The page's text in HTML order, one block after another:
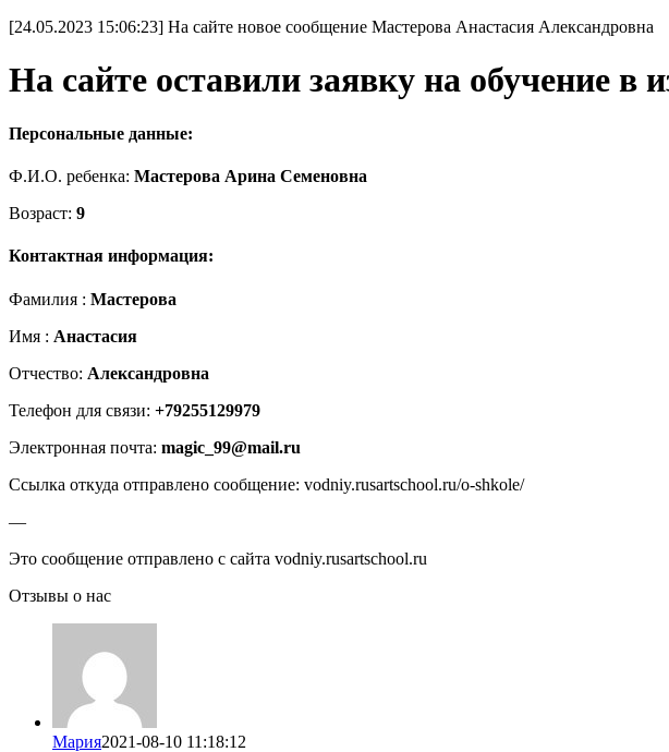
[24.05.2023 15:06:23] На сайте новое сообщение Мастерова Анастасия Александровна
На сайте оставили заявку на обучение
Персональные данные:
Ф.И.О. ребенка: Мастерова Арина Семеновна
Возраст: 9
Контактная информация:
Фамилия : Мастерова
Имя : Анастасия
Отчество: Александровна
Телефон для связи: +79255129979
Электронная почта: magic_99@mail.ru
Ссылка откуда отправлено сообщение: vodniy.rusartschool.ru/o-shkole/
—
Это сообщение отправлено с сайта vodniy.rusartschool.ru
Отзывы о нас
Мария2021-08-10 11:18:12